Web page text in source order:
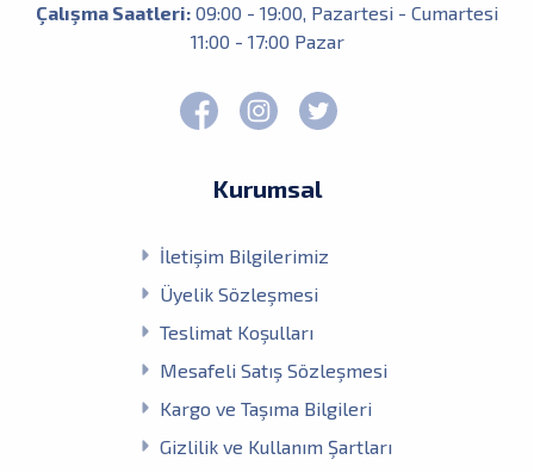
Çalışma Saatleri: 09:00 - 19:00, Pazartesi - Cumartesi
11:00 - 17:00 Pazar
Kurumsal
İletişim Bilgilerimiz
Üyelik Sözleşmesi
Teslimat Koşulları
Mesafeli Satış Sözleşmesi
Kargo ve Taşıma Bilgileri
Gizlilik ve Kullanım Şartları